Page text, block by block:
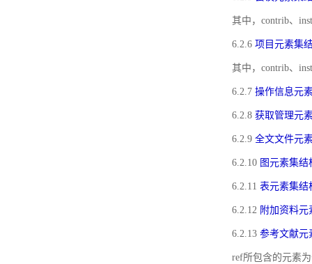
其中，contrib、
6.2.6 项目元素集
其中，contrib、
6.2.7 操作信息元
6.2.8 获取管理元
6.2.9 全文文件元
6.2.10 图元素集结
6.2.11 表元素集结
6.2.12 附加资料元
6.2.13 参考文献元
ref所包含的元素